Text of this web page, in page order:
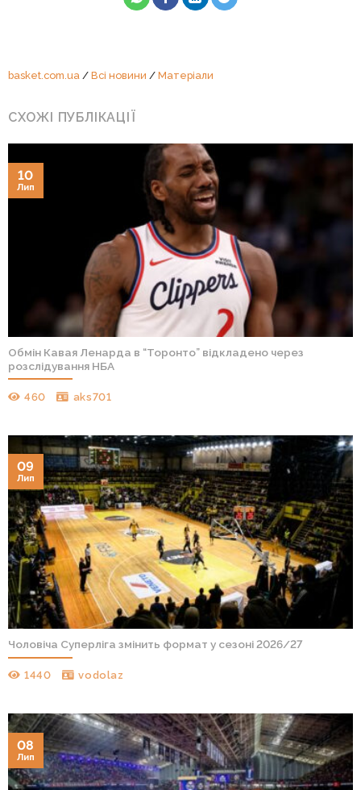
basket.com.ua / Всі новини / Матеріали
СХОЖІ ПУБЛІКАЦІЇ
Обмін Кавая Ленарда в “Торонто” відкладено через
розслідування НБА
460 aks701
10
Лип
Чоловіча Суперліга змінить формат у сезоні 2026/27
1440 vodolaz
09
Лип
08
Лип